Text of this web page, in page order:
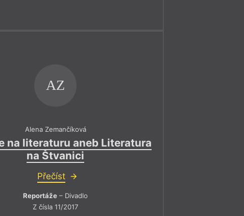
AZ
Alena Zemančíková
na literaturu aneb Literatura
na Štvanici
Přečíst
Reportáže – Divadlo
Z čísla 11/2017